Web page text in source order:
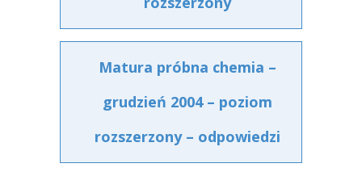
Matura próbna chemia –
grudzień 2004 – poziom
rozszerzony – odpowiedzi